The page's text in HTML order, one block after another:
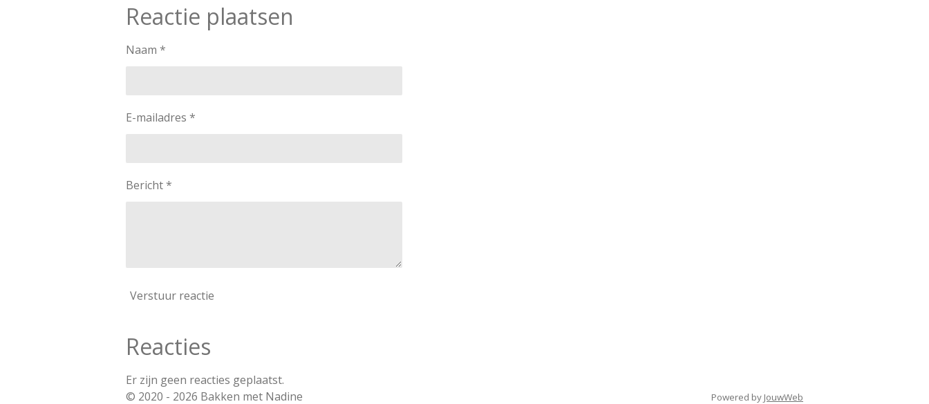
Reactie plaatsen
Naam *
E-mailadres *
Bericht *
Verstuur reactie
Reacties
Er zijn geen reacties geplaatst.
© 2020 - 2026 Bakken met Nadine
Powered by JouwWeb